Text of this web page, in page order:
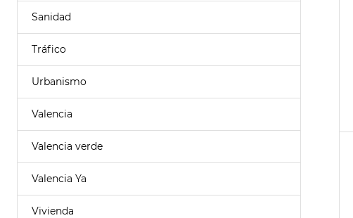
Sanidad
Tráfico
Urbanismo
Valencia
Valencia verde
Valencia Ya
Vivienda